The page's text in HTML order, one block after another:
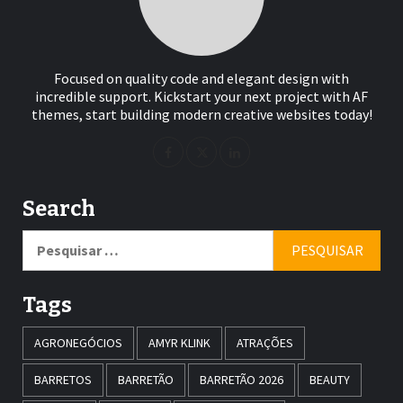
Focused on quality code and elegant design with
incredible support. Kickstart your next project with AF
themes, start building modern creative websites today!
Search
por:
Tags
AGRONEGÓCIOS AMYR KLINK ATRAÇÕES
BARRETOS BARRETÃO BARRETÃO 2026 BEAUTY